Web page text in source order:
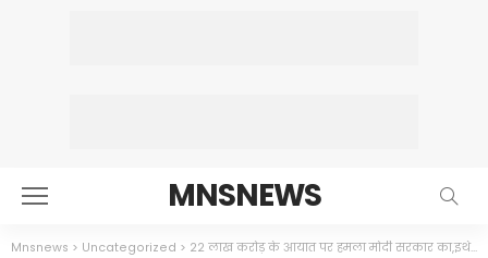
MNSNEWS
Mnsnews > Uncategorized > 22 लाख करोड़ के आयात पर हमला मोदी सरकार का,इथेनॉल E 20 के पीछे पड़े,दलाल,नमकहराम,बिकाऊ ,खराब गाड़ी कोई नहीं दिखा रहा